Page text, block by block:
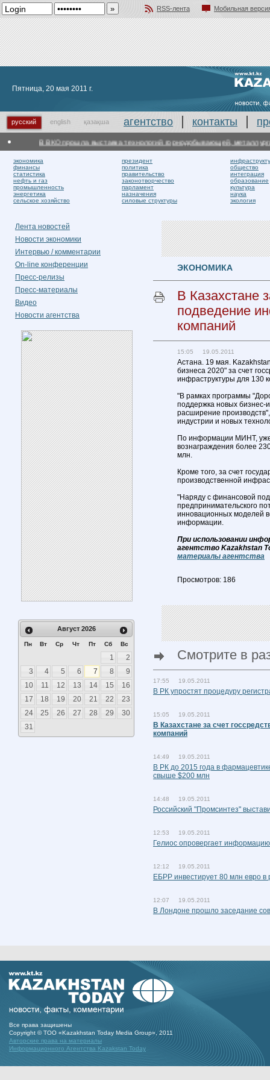
RSS-лента
Мобильная
Пятница, 20 мая 2011 г.
русский english қазақша агентство контакты
В ВКО прошла выставка технологий горнодобывающей,
экономика
финансы
статистика
нефть и газ
промышленность
энергетика
сельское хозяйство
президент
политика
правительство
законотворчество
парламент
назначения
силовые структуры
общество
интеграция
образование
культура
наука
экология
Лента новостей
Новости экономики
Интервью / комментарии
On-line конференции
Пресс-релизы
Пресс-материалы
Видео
Новости агентства
Август 2026
Пн Вт Ср Чт Пт Сб Вс
1
2
3
4 5 6 7 8
9
10
11 12 13 14 15
16
17
18 19 20 21 22
23
24
25 26 27 28 29
30
31
ЭКОНОМИКА
В Казахстане
подведение
компаний
15:05 19.05.2011
Астана. 19 мая.
бизнеса 2020" за счет
инфраструктуры для 130
"В рамках программы
поддержка новых
расширение
индустрии и новых
По информации МИНТ, уже
вознаграждения более
млн.
Кроме того, за счет
производственной
"Наряду с финансовой
предпринимательского
инновационных моделей
информации.
При использовании
агентство Kazakhstan
материалы агентства
Просмотров: 186
Смотрите в
17:55 19.05.2011
В РК упростят процедуру
15:05 19.05.2011
В Казахстане за счет
компаний
14:49 19.05.2011
В РК до 2015 года в
свыше $200 млн
14:48 19.05.2011
Российский "Промсинтез"
12:53 19.05.2011
Гелиос опровергает
12:12 19.05.2011
ЕБРР инвестирует 80 млн евро в
12:07 19.05.2011
В Лондоне прошло заседание
Все права защишены
Copyright © ТОО «Kazakhstan Today Media Group», 2011
Авторские права на материалы
Информационного Агентства Kazakstan Today